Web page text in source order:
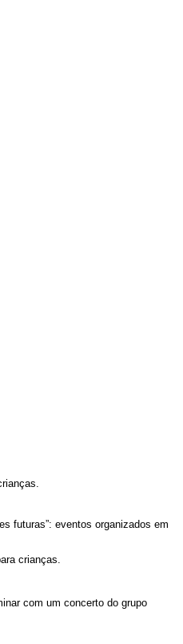
futuras”: eventos organizados em
crianças.
com um concerto do grupo